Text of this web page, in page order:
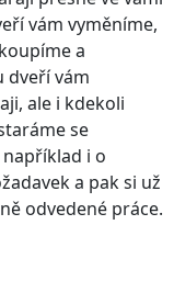
vám vyměníme,
a
dveří vám
, ale i kdekoli
se
i o
a pak si už
odvedené práce.